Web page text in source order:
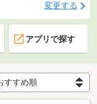
変更する
アプリで探す